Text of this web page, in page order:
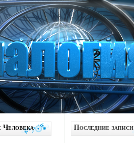
Человека Последние записи